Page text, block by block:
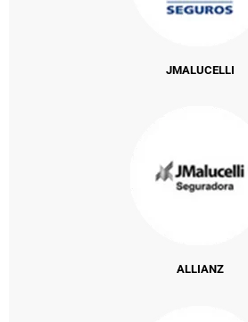
JMALUCELLI
ALLIANZ